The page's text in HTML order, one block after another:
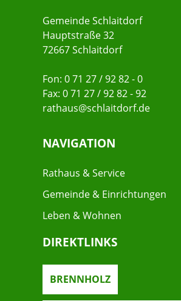
Gemeinde Schlaitdorf
Hauptstraße 32
72667 Schlaitdorf
Fon: 0 71 27 / 92 82 - 0
Fax: 0 71 27 / 92 82 - 92
rathaus@schlaitdorf.de
NAVIGATION
Rathaus & Service
Gemeinde & Einrichtungen
Leben & Wohnen
DIREKTLINKS
BRENNHOLZ